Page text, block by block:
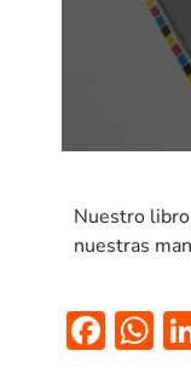
Nuestro
nuestras
F
ac h